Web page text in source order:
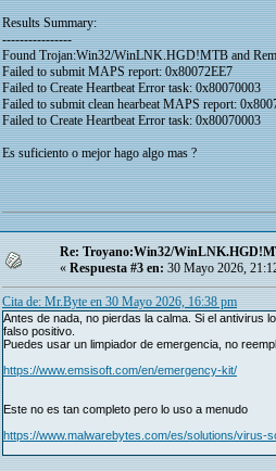
Results Summary:
----------------
Found Trojan:Win32/WinLNK.HGD!MTB and
Failed to submit MAPS report: 0x80072EE7
Failed to Create Heartbeat Error task: 0x80070003
Failed to submit clean hearbeat MAPS report:
Failed to Create Heartbeat Error task: 0x80070003
Es suficiento o mejor hago algo mas ?
Re: Troyano:Win32/
« Respuesta #3 en: 30 Mayo 2026,
Cita de: Mr.Byte en 30 Mayo 2026, 16:38 pm
Antes de nada, no pierdas la calma. Si el antivirus
falso positivo.
Puedes usar un limpiador de emergencia, no
https://www.emsisoft.com/en/emergency-kit/
Este no es tan completo pero lo uso a menudo
https://www.malwarebytes.com/es/solutions/virus-